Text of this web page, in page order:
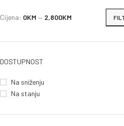
Zračno oružje
Cijena: 0KM — 2,800KM
DOSTUPNOST
Na sniženju
Na stanju